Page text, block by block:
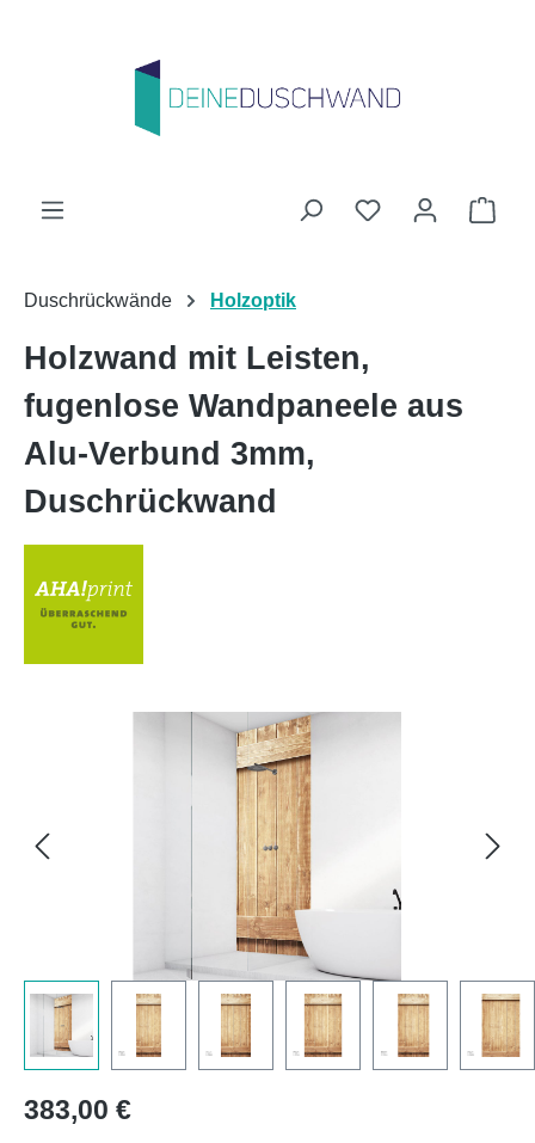
Du hast 0
Duschrückwände Holzoptik
Holzwand mit Leisten,
fugenlose Wandpaneele aus
Alu-Verbund 3mm,
Duschrückwand
Regulärer Preis:
383,00 €